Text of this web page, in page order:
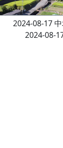
2024-08-17
2024-08-